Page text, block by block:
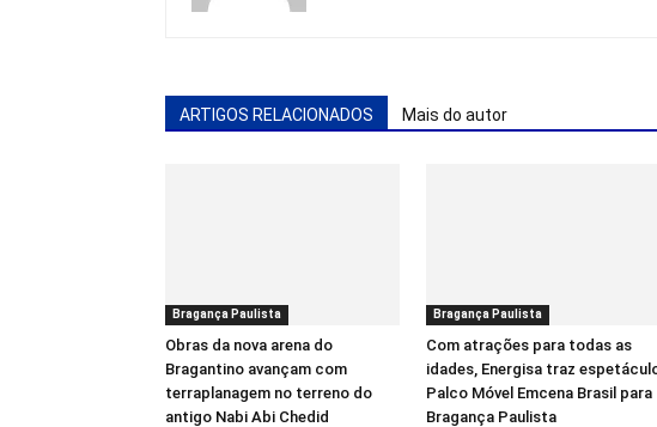
ARTIGOS RELACIONADOS Mais do autor
Bragança Paulista
Obras da nova arena do
Bragantino avançam com
terraplanagem no terreno do
antigo Nabi Abi Chedid
Bragança Paulista
Com atrações para todas as
idades, Energisa traz
Palco Móvel Emcena Brasil para
Bragança Paulista